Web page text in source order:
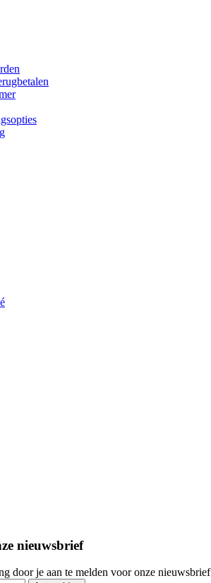
nieuwsbrief
door je aan te melden voor onze nieuwsbrief